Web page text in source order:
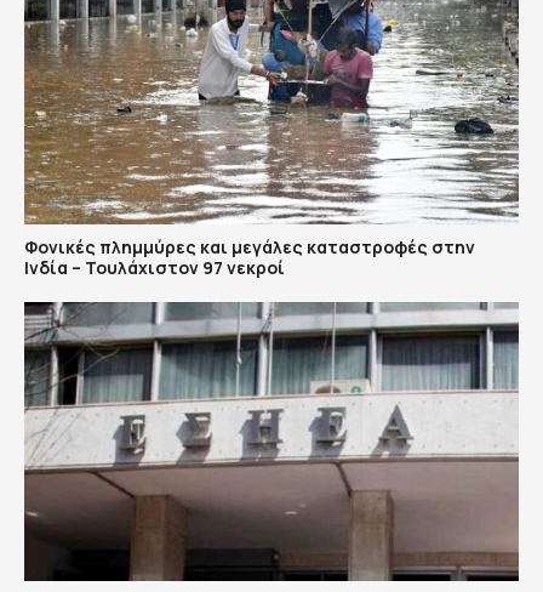
Φονικές πλημμύρες και μεγάλες καταστροφές στην
Ινδία – Τουλάχιστον 97 νεκροί